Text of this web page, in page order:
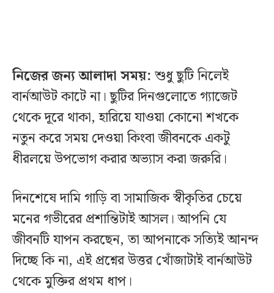
নিজের জন্য আলাদা সময়: শুধু ছুটি নিলেই
বার্নআউট কাটে না। ছুটির দিনগুলোতে গ্যাজেট
থেকে দূরে থাকা, হারিয়ে যাওয়া কোনো শখকে
নতুন করে সময় দেওয়া কিংবা জীবনকে একটু
ধীরলয়ে উপভোগ করার অভ্যাস করা জরুরি।
দিনশেষে দামি গাড়ি বা সামাজিক স্বীকৃতির চেয়ে
মনের গভীরের প্রশান্তিটাই আসল। আপনি যে
জীবনটি যাপন করছেন, তা আপনাকে সত্যিই আনন্দ
দিচ্ছে কি না, এই প্রশ্নের উত্তর খোঁজাটাই বার্নআউট
থেকে মুক্তির প্রথম ধাপ।